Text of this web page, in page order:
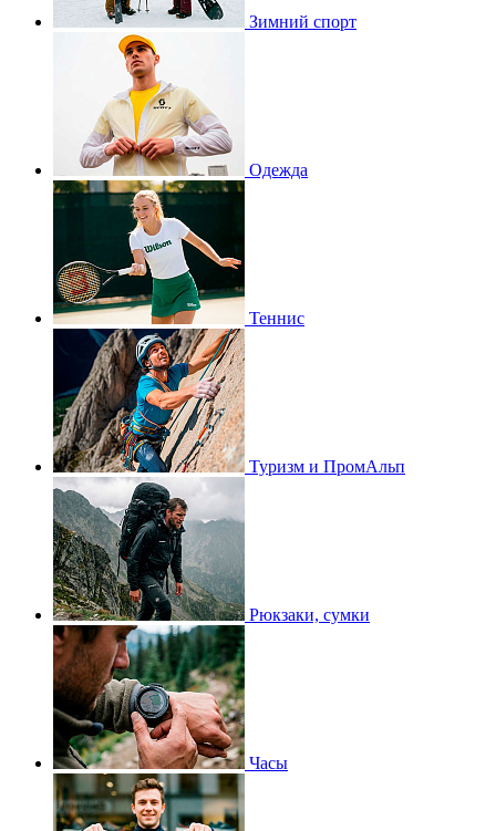
Зимний спорт
Одежда
Теннис
Туризм и ПромАльп
Рюкзаки, сумки
Часы